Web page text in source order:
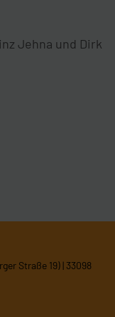
Jehna und Dirk
Straße 19) | 33098